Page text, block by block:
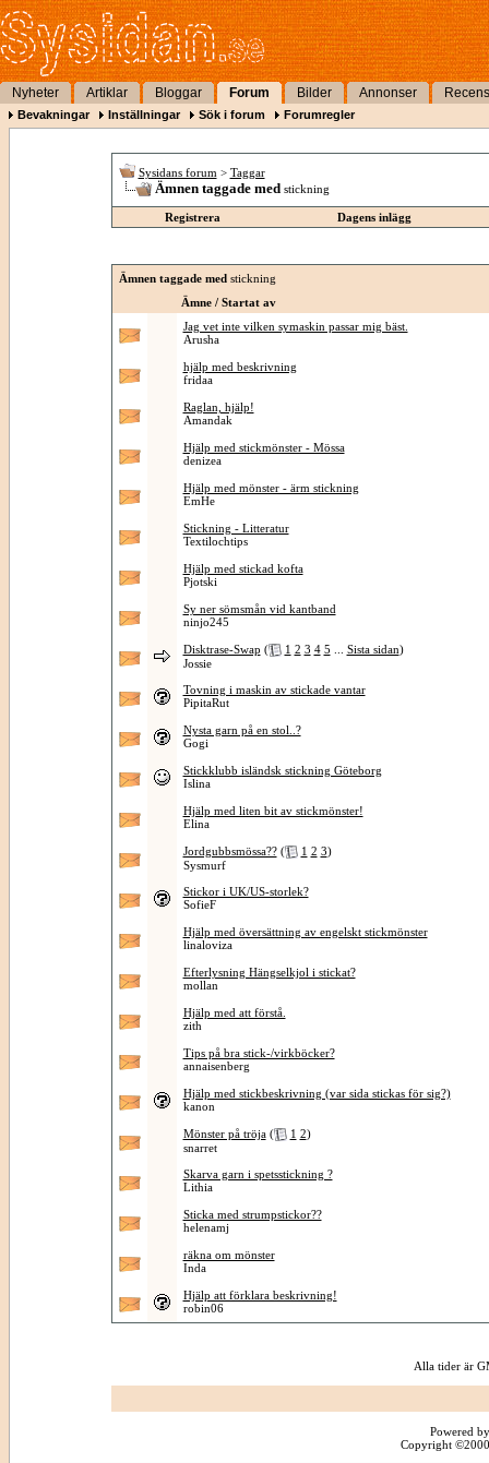
Nyheter Artiklar Bloggar Forum Bilder Annonser
Bevakningar Inställningar Sök i forum Forumregler
Sysidans forum > Taggar
Ämnen taggade med stickning
Registrera Dagens inlägg
Ämnen taggade med stickning
Ämne / Startat av
Jag vet inte vilken symaskin passar mig bäst.
Arusha
hjälp med beskrivning
fridaa
Raglan, hjälp!
Amandak
Hjälp med stickmönster - Mössa
denizea
Hjälp med mönster - ärm stickning
EmHe
Stickning - Litteratur
Textilochtips
Hjälp med stickad kofta
Pjotski
Sy ner sömsmån vid kantband
ninjo245
Disktrase-Swap ( 1 2 3 4 5 Sista sidan)
Jossie
Tovning i maskin av stickade vantar
PipitaRut
Nysta garn på en stol..?
Gogi
Stickklubb isländsk stickning Göteborg
Islina
Hjälp med liten bit av stickmönster!
Elina
Jordgubbsmössa?? ( 1 2 3)
Sysmurf
Stickor i UK/US-storlek?
SofieF
Hjälp med översättning av engelskt stickmönster
linaloviza
Efterlysning Hängselkjol i stickat?
mollan
Hjälp med att förstå.
zith
Tips på bra stick-/virkböcker?
annaisenberg
Hjälp med stickbeskrivning (var sida stickas för sig?)
kanon
Mönster på tröja ( 1 2)
snarret
Skarva garn i spetsstickning ?
Lithia
Sticka med strumpstickor??
helenamj
räkna om mönster
Inda
Hjälp att förklara beskrivning!
robin06
Alla tider är
Powered
Copyright